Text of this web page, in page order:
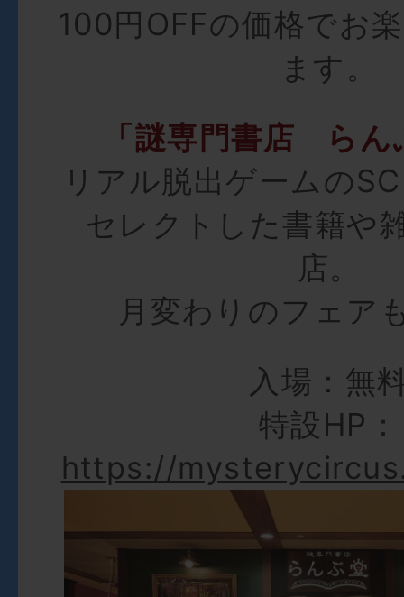
100円OFFの価格でお
ます。
「謎専門書店 らん
リアル脱出ゲームの
セレクトした書籍や
店。
月変わりのフェア
入場：無
特設HP：
https://